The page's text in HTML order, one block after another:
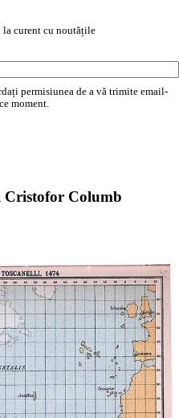
la curent cu noutățile
permisiunea de a vă trimite email-
moment.
Cristofor Columb